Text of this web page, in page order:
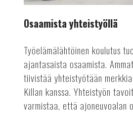
Osaamista yhteistyöllä
Työelämälähtöinen koulutus
ajantasaista osaamista.
tiivistää yhteistyötään
Killan kanssa. Yhteistyön
varmistaa, että ajoneuvoalan